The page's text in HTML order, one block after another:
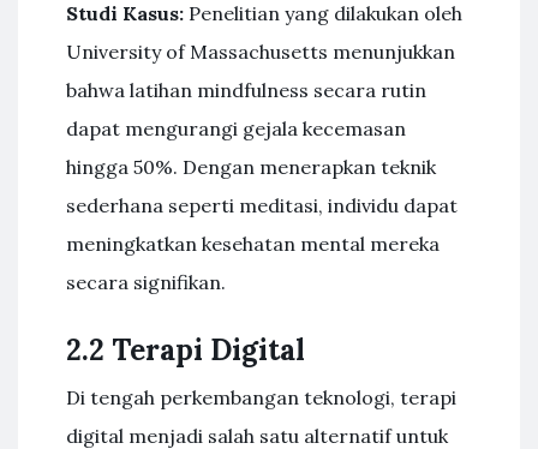
Studi Kasus: Penelitian yang dilakukan oleh
University of Massachusetts menunjukkan
bahwa latihan mindfulness secara rutin
dapat mengurangi gejala kecemasan
hingga 50%. Dengan menerapkan teknik
sederhana seperti meditasi, individu dapat
meningkatkan kesehatan mental mereka
secara signifikan.
2.2 Terapi Digital
Di tengah perkembangan teknologi, terapi
digital menjadi salah satu alternatif untuk